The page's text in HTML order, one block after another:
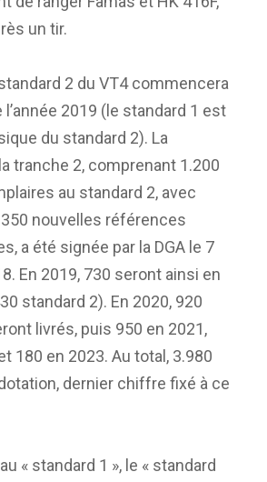
un tir.
2 du VT4 commencera
2019 (le standard 1 est
du standard 2). La
tranche 2, comprenant 1.200
au standard 2, avec
350 nouvelles références
a été signée par la DGA le 7
En 2019, 730 seront ainsi en
standard 2). En 2020, 920
livrés, puis 950 en 2021,
180 en 2023. Au total, 3.980
dernier chiffre fixé à ce
« standard 1 », le « standard